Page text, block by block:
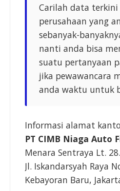
Carilah data
perusahaan yang
sebanyak-
nanti anda bisa
suatu pertanyaan
jika pewawancara
anda waktu untuk
Informasi alamat
PT CIMB Niaga Auto
Menara Sentraya Lt. 28.
Jl. Iskandarsyah Raya
Kebayoran Baru,